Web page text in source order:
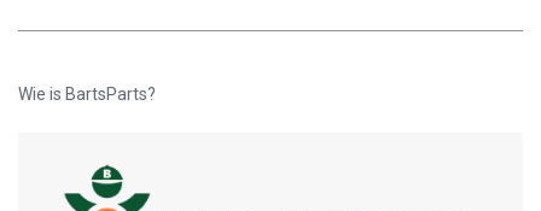
Wie is BartsParts?